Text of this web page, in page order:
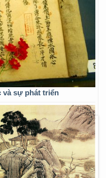
và sự phát triển